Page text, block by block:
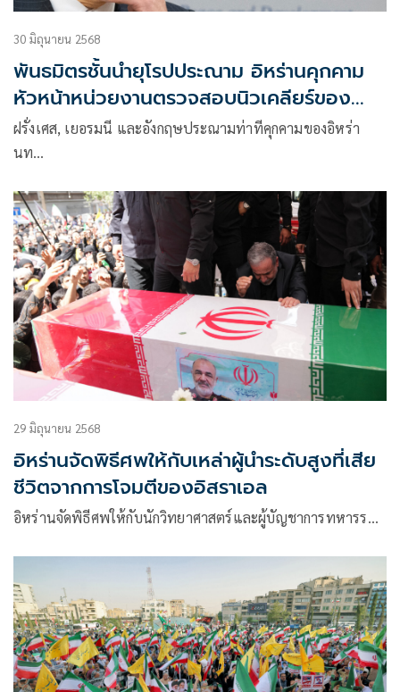
30 มิถุนายน 2568
พันธมิตรชั้นนำยุโรปประณาม อิหร่านคุกคาม
หัวหน้าหน่วยงานตรวจสอบนิวเคลียร์ของ
ยูเอ็น
ฝรั่งเศส, เยอรมนี และอังกฤษประณามท่าทีคุกคามของอิหร่า
นท…
29 มิถุนายน 2568
อิหร่านจัดพิธีศพให้กับเหล่าผู้นำระดับสูงที่เสีย
ชีวิตจากการโจมตีของอิสราเอล
อิหร่านจัดพิธีศพให้กับนักวิทยาศาสตร์และผู้บัญชาการทหารร…